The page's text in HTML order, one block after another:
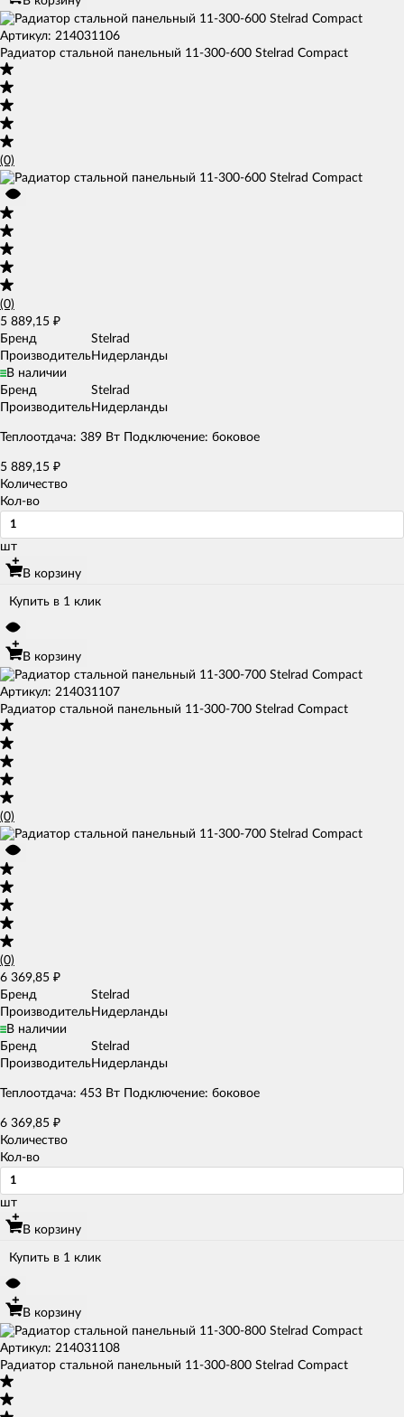
Артикул: 214031106
Радиатор стальной панельный 11-300-600 Stelrad Compact
(0)
(0)
5 889,15 ₽
Бренд
Stelrad
ПроизводительНидерланды
В наличии
Бренд
Stelrad
ПроизводительНидерланды
Теплоотдача: 389 Вт Подключение: боковое
5 889,15 ₽
Количество
Кол-во
шт
В корзину
Купить в 1 клик
В корзину
Артикул: 214031107
Радиатор стальной панельный 11-300-700 Stelrad Compact
(0)
(0)
6 369,85 ₽
Бренд
Stelrad
ПроизводительНидерланды
В наличии
Бренд
Stelrad
ПроизводительНидерланды
Теплоотдача: 453 Вт Подключение: боковое
6 369,85 ₽
Количество
Кол-во
шт
В корзину
Купить в 1 клик
В корзину
Артикул: 214031108
Радиатор стальной панельный 11-300-800 Stelrad Compact